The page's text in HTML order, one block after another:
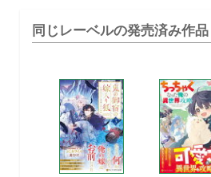
同じレーベルの発売済み作品